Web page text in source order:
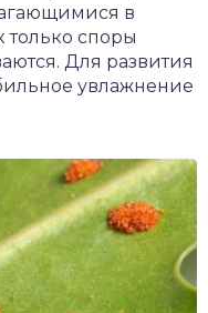
в
только споры
Для развития
увлажнение